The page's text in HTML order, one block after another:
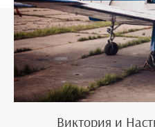
Виктория и